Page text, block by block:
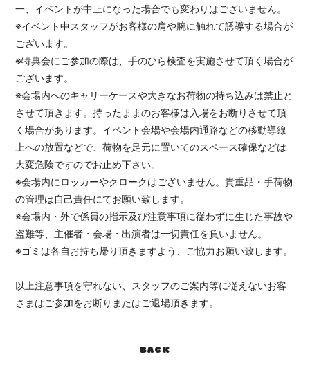
一、イベントが中止になった場合でも変わりはございません。
※イベント中スタッフがお客様の肩や腕に触れて誘導する場合が
ございます。
※特典会にご参加の際は、手のひら検査を実施させて頂く場合が
ございます。
※会場内へのキャリーケースや大きなお荷物の持ち込みは禁止と
させて頂きます。持ったままのお客様は入場をお断りさせて頂
く場合があります。イベント会場や会場内通路などの移動導線
上への放置などで、荷物を足元に置いてのスペース確保などは
大変危険ですのでお止め下さい。
※会場内にロッカーやクロークはございません。貴重品・手荷物
の管理は自己責任にてお願い致します。
※会場内・外で係員の指示及び注意事項に従わずに生じた事故や
盗難等、主催者・会場・出演者は一切責任を負いません。
※ゴミは各自お持ち帰り頂きますよう、ご協力お願い致します。
以上注意事項を守れない、スタッフのご案内等に従えないお客
さまはご参加をお断りまたはご退場頂きます。
BACK